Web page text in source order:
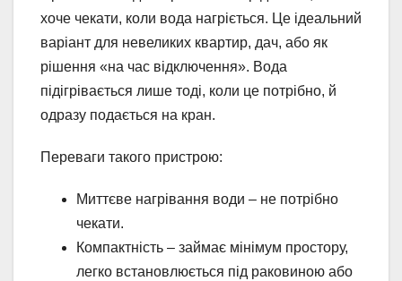
хоче чекати, коли вода нагріється. Це ідеальний
варіант для невеликих квартир, дач, або як
рішення «на час відключення». Вода
підігрівається лише тоді, коли це потрібно, й
одразу подається на кран.
Переваги такого пристрою:
Миттєве нагрівання води – не потрібно
чекати.
Компактність – займає мінімум простору,
легко встановлюється під раковиною або